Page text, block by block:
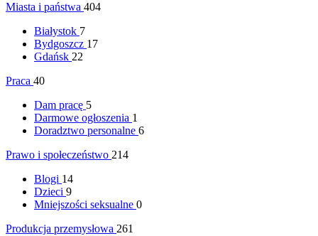
Miasta i państwa 404
Białystok 7
Bydgoszcz 17
Gdańsk 22
Praca 40
Dam pracę 5
Darmowe ogłoszenia 1
Doradztwo personalne 6
Prawo i społeczeństwo 214
Blogi 14
Dzieci 9
Mniejszości seksualne 0
Produkcja przemysłowa 261